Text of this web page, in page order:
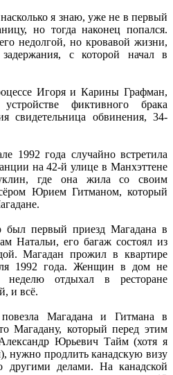
я знаю, уже не в первый
но тогда наконец попался.
недолгой, но кровавой жизни,
с которой начал в
Игоря и Карины Графман,
фиктивного брака
свидетельница обвинения, 34-
1992 года случайно встретила
на 42-й улице в Манхэттене
где она жила со своим
Юрием Гитманом, который
был первый приезд Магадана в
его багаж состоял из
Магадан прожил в квартире
1992 года. Женщин в дом не
отдыхал в ресторане
и всё.
Магадана и Гитмана в
Магадану, который перед этим
Юрьевич Тайм (хотя я
нужно продлить канадскую визу
другими делами. На канадской